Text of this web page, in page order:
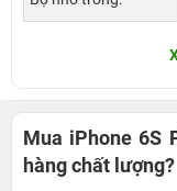
Mua iPhone 6S
hàng chất lượng?